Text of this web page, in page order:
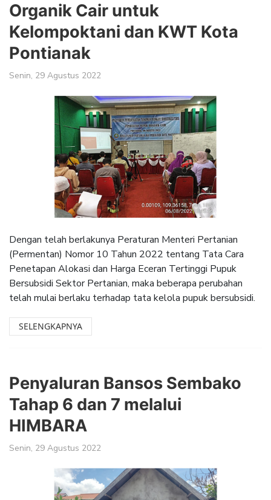
Organik Cair untuk
Kelompoktani dan KWT Kota
Pontianak
Senin, 29 Agustus 2022
Dengan telah berlakunya Peraturan Menteri Pertanian
(Permentan) Nomor 10 Tahun 2022 tentang Tata Cara
Penetapan Alokasi dan Harga Eceran Tertinggi Pupuk
Bersubsidi Sektor Pertanian, maka beberapa perubahan
telah mulai berlaku terhadap tata kelola pupuk bersubsidi.
SELENGKAPNYA
Penyaluran Bansos Sembako
Tahap 6 dan 7 melalui
HIMBARA
Senin, 29 Agustus 2022